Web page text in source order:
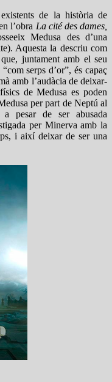
de la història de
l’obra La cité des dames,
Medusa des d’una
Aquesta la descriu com
juntament amb el seu
serps d’or”, és capaç
amb l’audàcia de deixar-
de Medusa es poden
per part de Neptú al
pesar de ser abusada
per Minerva amb la
i així deixar de ser una